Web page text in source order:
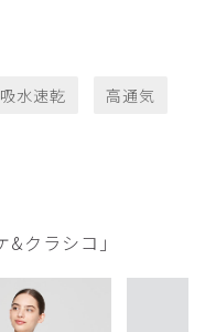
吸水速乾 高通気
クラシコ」